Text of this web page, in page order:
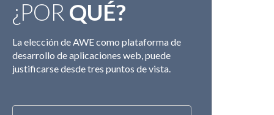
¿POR QUÉ?
La elección de AWE como plataforma de
desarrollo de aplicaciones web, puede
justificarse desde tres puntos de vista.